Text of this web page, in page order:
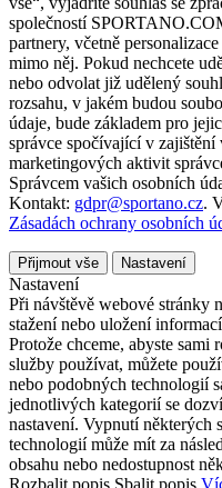
společností
partnery, včetně
mimo něj. Pokud nechcete
nebo odvolat již udělený
rozsahu, v jakém budou
údaje, bude základem pro
správce spočívající v
marketingových aktivit
Správcem vašich osobních
Kontakt: gdpr@sportano.cz.
Zásadách ochrany osobních
Přijmout vše Nastavení
Nastavení
Při návštěvě webové stránky
stažení nebo uložení
Protože chceme, abyste sami
služby používat, můžete
nebo podobných technologií
jednotlivých kategorií se
nastavení. Vypnutí některých
technologií může mít za
obsahu nebo nedostupnost
Rozbalit popis Sbalit popis